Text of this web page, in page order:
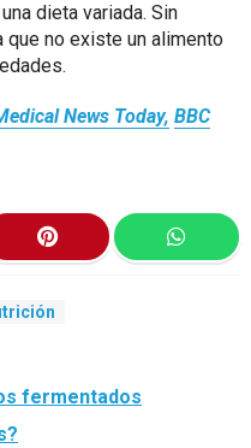
dieta variada. Sin
que no existe un alimento
News Today, BBC
fermentados